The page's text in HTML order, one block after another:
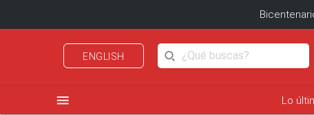
ENGLISH
menu Lo